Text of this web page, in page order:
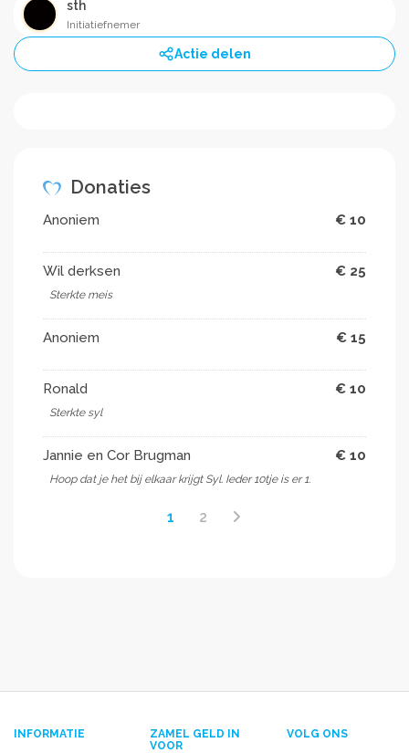
sth
Initiatiefnemer
Actie delen
Donaties
Anoniem € 10
Wil derksen € 25
Sterkte meis
Anoniem € 15
Ronald € 10
Sterkte syl
Jannie en Cor Brugman € 10
Hoop dat je het bij elkaar krijgt Syl. Ieder 10tje is er 1.
1 2
INFORMATIE
ZAMEL GELD IN
VOOR
VOLG ONS